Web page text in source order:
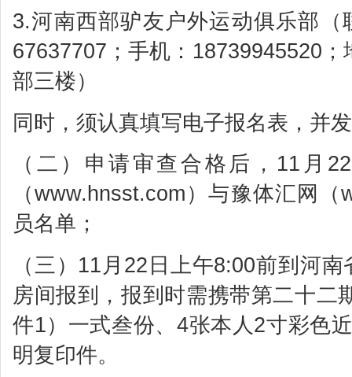
3.河南西部驴友户外运动俱乐部
67637707；手机：18739945520
部三楼）
同时，须认真填写电子报名表，并
（二）申请审查合格后，11月
（www.hnsst.com）与豫体汇网
员名单；
（三）11月22日上午8:00前到河
房间报到，报到时需携带第二十二
件1）一式叁份、4张本人2寸彩色
明复印件。